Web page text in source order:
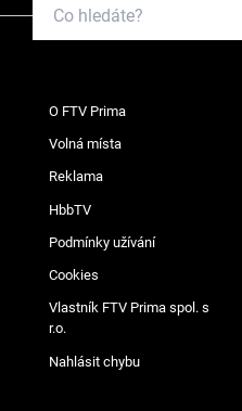
O FTV Prima
Volná místa
Reklama
HbbTV
Podmínky užívání
Cookies
Vlastník FTV Prima spol. s
r.o.
Nahlásit chybu